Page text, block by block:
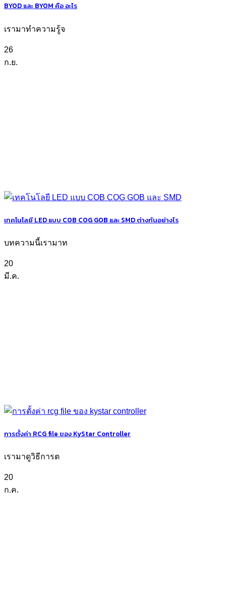
BYOD และ BYOM คือ อะไร
เรามาทำความรู้จ
26
ก.ย.
เทคโนโลยี LED แบบ COB COG GOB และ SMD ต่างกันอย่างไร
บทความนี้เรามาท
20
มี.ค.
การตั้งค่า RCG file ของ KyStar Controller
เรามาดูวิธีการต
20
ก.ค.